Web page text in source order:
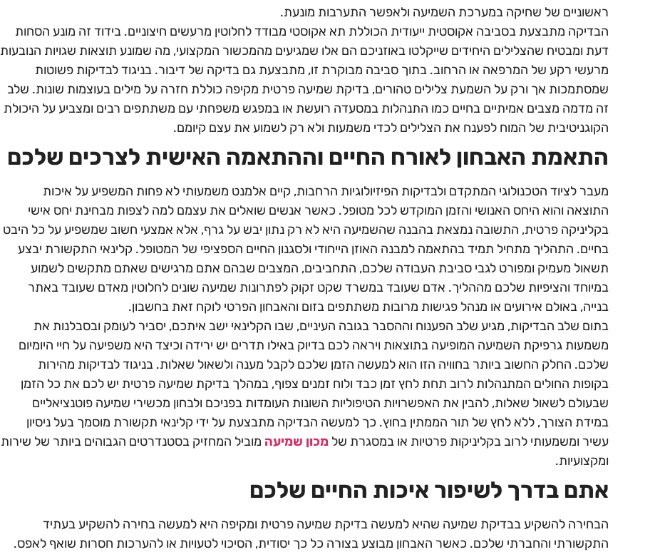
ראשוניים של שחיקה במערכת השמיעה ולאפשר התערבות מונעת.
הבדיקה מתבצעת בסביבה אקוסטית ייעודית הכוללת תא אקוסטי מבודד לחלוטין מרעשים חיצוניים. בידוד זה מונע הסחות
דעת ומבטיח שהצלילים היחידים שייקלטו באוזניכם הם אלו שמגיעים מהמכשור המקצועי, מה שמונע תוצאות שגויות הנובעות
מרעשי רקע של המרפאה או הרחוב. בתוך סביבה מבוקרת זו, מתבצעת גם בדיקה של דיבור. בניגוד לבדיקות פשוטות
שמסתמכות אך ורק על השמעת צלילים טהורים, בדיקת שמיעה פרטית מקיפה כוללת חזרה על מילים בעוצמות שונות. שלב
זה מדמה מצבים אמיתיים בחיים כמו התנהלות במסעדה רועשת או במפגש משפחתי עם משתתפים רבים ומצביע על היכולת
הקוגניטיבית של המוח לפענח את הצלילים לכדי משמעות ולא רק לשמוע את עצם קיומם.
התאמת האבחון לאורח החיים וההתאמה האישית לצרכים שלכם
מעבר לציוד הטכנולוגי המתקדם ולבדיקות הפיזיולוגיות הרחבות, קיים אלמנט משמעותי לא פחות המשפיע על איכות
התוצאה והוא היחס האנושי והזמן המוקדש לכל מטופל. כאשר אנשים שואלים את עצמם למה לצפות מבחינת יחס אישי
בקליניקה פרטית, התשובה נמצאת בהבנה שהשמיעה היא לא רק נתון יבש על גרף, אלא אמצעי חשוב שמשפיע על כל היבט
בחיים. התהליך מתחיל תמיד בהתאמה למבנה האוזן הייחודי ולסגנון החיים הספציפי של המטופל. קלינאי התקשורת יבצע
תשאול מעמיק ומפורט לגבי סביבת העבודה שלכם, התחביבים, המצבים שבהם אתם מרגישים שאתם מתקשים לשמוע
במיוחד והציפיות שלכם מההליך. אדם שעובד במשרד שקט זקוק לפתרונות שמיעה שונים לחלוטין מאדם שעובד באתר
בנייה, באולם אירועים או מנהל פגישות מרובות משתתפים בזום והאבחון הפרטי לוקח זאת בחשבון.
בתום שלב הבדיקות, מגיע שלב הפענוח וההסבר בגובה העיניים, שבו הקלינאי ישב איתכם, יסביר לעומק ובסבלנות את
משמעות גרפיקת השמיעה המופיעה בתוצאות ויראה לכם בדיוק באילו תדרים יש ירידה וכיצד היא משפיעה על חיי היומיום
שלכם. החלק החשוב ביותר בחוויה הזו הוא למעשה הזמן שלכם לקבל מענה ולשאול שאלות. בניגוד לבדיקות מהירות
בקופות החולים המתנהלות לרוב תחת לחץ זמן כבד ולוח זמנים צפוף, במהלך בדיקת שמיעה פרטית יש לכם את כל הזמן
שבעולם לשאול שאלות, להבין את האפשרויות הטיפוליות השונות העומדות בפניכם ולבחון מכשירי שמיעה פוטנציאליים
במידת הצורך, ללא לחץ של תור הממתין בחוץ. כך למעשה הבדיקה מתבצעת על ידי קלינאי תקשורת מוסמך בעל ניסיון
עשיר ומשמעותי לרוב בקליניקות פרטיות או במסגרת של מכון שמיעה מוביל המחזיק בסטנדרטים הגבוהים ביותר של שירות
ומקצועיות.
אתם בדרך לשיפור איכות החיים שלכם
הבחירה להשקיע בבדיקת שמיעה שהיא למעשה בדיקת שמיעה פרטית ומקיפה היא למעשה בחירה להשקיע בעתיד
התקשורתי והחברתי שלכם. כאשר האבחון מבוצע בצורה כל כך יסודית, הסיכוי לטעויות או להערכות חסרות שואף לאפס.